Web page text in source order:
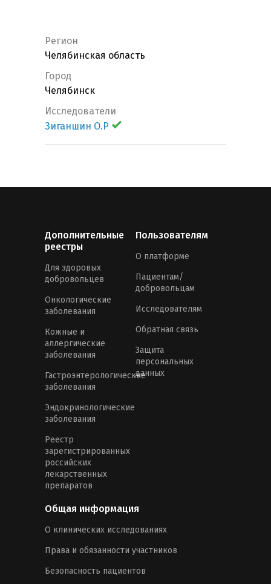
Регион
Челябинская область
Город
Челябинск
Исследователи
Зиганшин О.Р
Дополнительные
реестры
Для здоровых
добровольцев
Онкологические
заболевания
Кожные и
аллергические
заболевания
Гастроэнтерологические
заболевания
Эндокринологические
заболевания
Реестр
зарегистрированных
российских
лекарственных
препаратов
Пользователям
О платформе
Пациентам/
добровольцам
Исследователям
Обратная связь
Защита
персональных
данных
Общая информация
О клинических исследованиях
Права и обязанности участников
Безопасность пациентов